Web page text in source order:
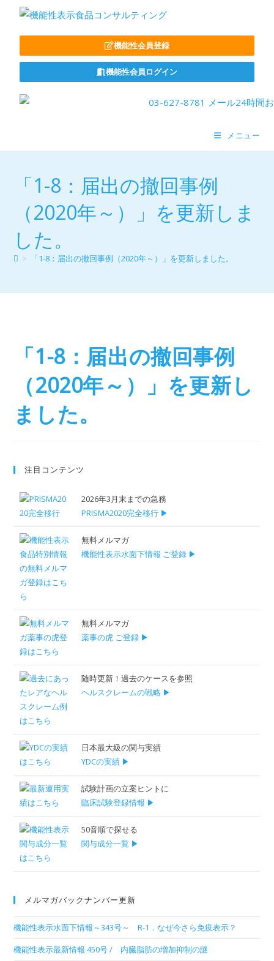
機能性会員登録
機能性会員ログイン
メニュー
「1-8：届出の撤回事例
（2020年～）」を更新しま
した。
> 「1-8：届出の撤回事例（2020年～）」を更新しました。
「1-8：届出の撤回事例
（2020年～）」を更新し
ました。
注目コンテンツ
2026年3月末までの急務
PRISMA2020完全移行 ▶
無料メルマガ
機能性表示水面下情報 ご登録 ▶
無料メルマガ
薬事の虎 ご登録 ▶
随時更新！過去のケースを参照
ヘルスクレームの戦略 ▶
日本最大級の関与実績
YDCの実績 ▶
試験計画の立案ヒントに
臨床試験登録情報 ▶
50音順で探せる
関与成分一覧 ▶
メルマガバックナンバー更新
機能性表示水面下情報～343号～ R-1．なぜ今さら免疫表示？
機能性表示最新情報 450号 / 内臓脂肪の増加抑制の謎